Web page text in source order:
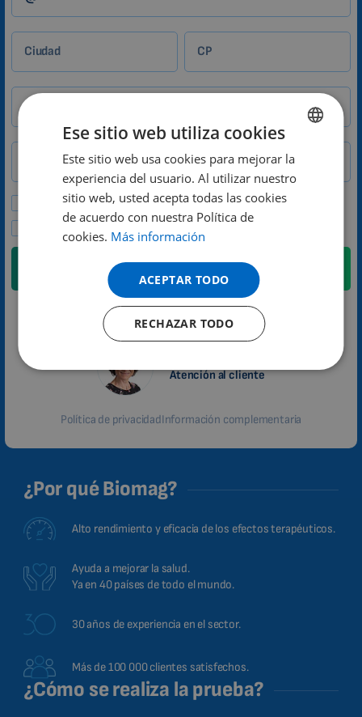
Ciudad CP
Teléfono
Deseo recibir ofertas especiales y noticias.
Acepto la política de privacidad.
En breve nos pondremos en contacto con usted.
Atención al cliente
Política de privacidadInformación complementaria
¿Por qué Biomag?
Alto rendimiento y eficacia de los efectos terapéuticos.
Ayuda a mejorar la salud.
Ya en 40 países de todo el mundo.
30 años de experiencia en el sector.
Más de 100 000 clientes satisfechos.
¿Cómo se realiza la prueba?
ENGLISH
DUTCH
GERMAN
SPANISH
CATALAN
MALAYSIAN
Ese sitio web utiliza cookies
Este sitio web usa cookies para mejorar la
experiencia del usuario. Al utilizar nuestro
sitio web, usted acepta todas las cookies
de acuerdo con nuestra Política de
cookies. Más información
ACEPTAR TODO
RECHAZAR TODO